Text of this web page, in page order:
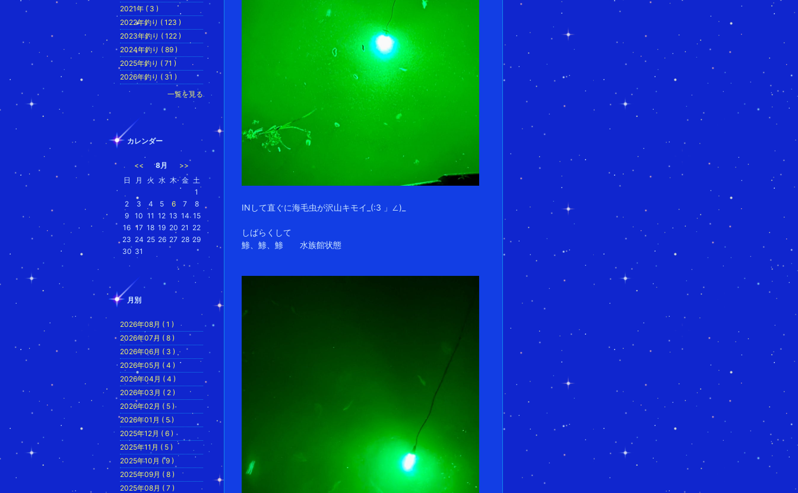
INして直ぐに海毛虫が沢山キモイ_(:3 」∠)_
しばらくして
鯵、鯵、鯵 水族館状態
2021年 ( 3 )
2022年釣り ( 123 )
2023年釣り ( 122 )
2024年釣り ( 89 )
2025年釣り ( 71 )
2026年釣り ( 31 )
一覧を見る
カレンダー
<< 8月
>>
日
月 火 水 木 金 土
1
2
3 4 5 6 7
8
9
10 11 12 13 14 15
16 17 18 19 20 21 22
23 24 25 26 27 28 29
30 31
月別
2026年08月 ( 1 )
2026年07月 ( 8 )
2026年06月 ( 3 )
2026年05月 ( 4 )
2026年04月 ( 4 )
2026年03月 ( 2 )
2026年02月 ( 5 )
2026年01月 ( 5 )
2025年12月 ( 6 )
2025年11月 ( 5 )
2025年10月 ( 9 )
2025年09月 ( 8 )
2025年08月 ( 7 )